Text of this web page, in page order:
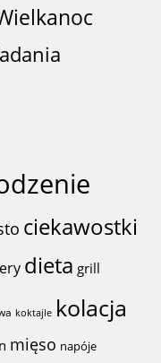
ciekawostki
dieta grill
koktajle kolacja
mięso napóje